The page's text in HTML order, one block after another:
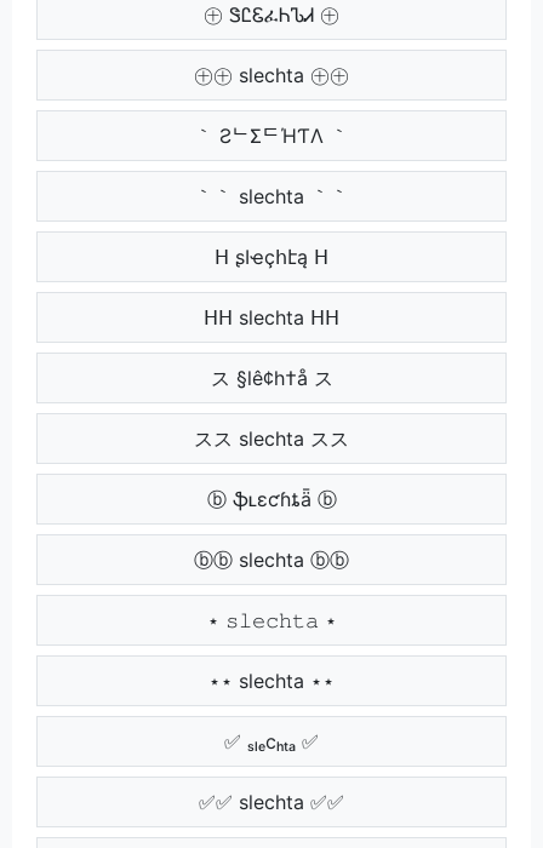
㊉ ᏕᏝᏋፈᏂᏖᏗ ㊉
㊉㊉ slechta ㊉㊉
｀ ƧᄂΣᄃΉƬΛ ｀
｀｀ slechta ｀｀
ᕼ ʂӀҽçհէą ᕼ
ᕼᕼ slechta ᕼᕼ
ス §lê¢h†å ス
スス slechta スス
ⓑ ֆʟɛƈɦȶǟ ⓑ
ⓑⓑ slechta ⓑⓑ
⋆ 𝚜𝚕𝚎𝚌𝚑𝚝𝚊 ⋆
⋆⋆ slechta ⋆⋆
✅ ₛₗₑcₕₜₐ ✅
✅✅ slechta ✅✅